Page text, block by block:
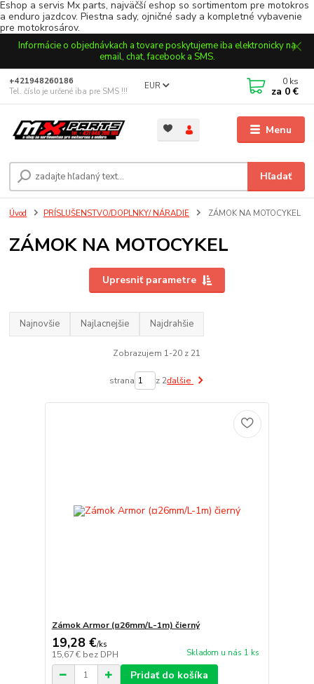
Eshop a servis Mx parts, najväčší eshop so sortimentom pre motokros
a enduro jazdcov. Piestna sady, ojničné sady a kompletné vybavenie
pre motokrosárov.
Informácie o objednávkach a tovare poskytujeme iba elektronicky na
email, chat, facebook a SMS.
Menu
EUR
Hľadať
+421948260186
Tel. číslo je určené iba pre SMS !!!
0 ks
za 0 €
Úvod PRÍSLUŠENSTVO/DOPLNKY/ NÁRADIE ZÁMOK NA MOTOCYKEL
ZÁMOK NA MOTOCYKEL
Upresniť parametre
Najnovšie Najlacnejšie Najdrahšie
Zobrazujem 1-20 z 21
strana z 2ďalšie
Zámok Armor (¤26mm/L-1m) čierný
19,28 €/ks
15,67 € bez DPH Skladom u nás 1 ks
Pridať do košíka